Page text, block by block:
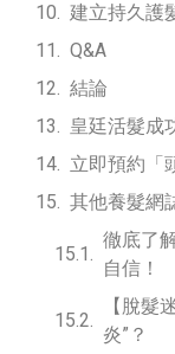
建立持久護
Q&A
結論
皇廷活髮成
立即預約「
其他養髮網
徹底了
自信！
【脫髮
炎”？